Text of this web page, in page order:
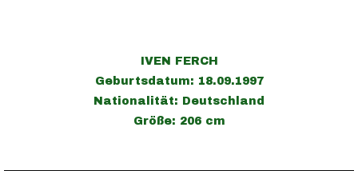
IVEN FERCH
Geburtsdatum: 18.09.1997
Nationalität: Deutschland
Größe: 206 cm